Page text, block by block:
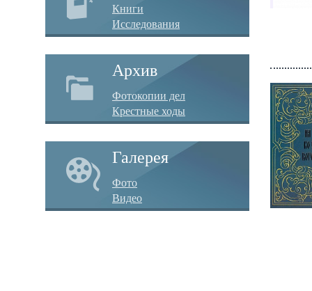
Книги
Исследования
Архив
Фотокопии дел
Крестные ходы
Галерея
Фото
Видео